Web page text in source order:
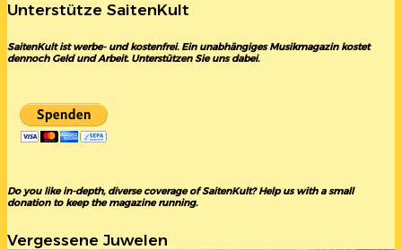
Unterstütze SaitenKult
SaitenKult ist werbe- und kostenfrei. Ein unabhängiges Musikmagazin kostet
dennoch Geld und Arbeit. Unterstützen Sie uns dabei.
Do you like in-depth, diverse coverage of SaitenKult? Help us with a small
donation to keep the magazine running.
Vergessene Juwelen